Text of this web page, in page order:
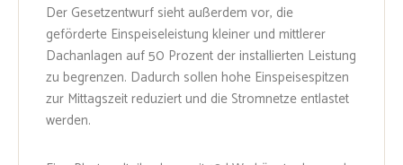
Der Gesetzentwurf sieht außerdem vor, die
geförderte Einspeiseleistung kleiner und mittlerer
Dachanlagen auf 50 Prozent der installierten Leistung
zu begrenzen. Dadurch sollen hohe Einspeisespitzen
zur Mittagszeit reduziert und die Stromnetze entlastet
werden.